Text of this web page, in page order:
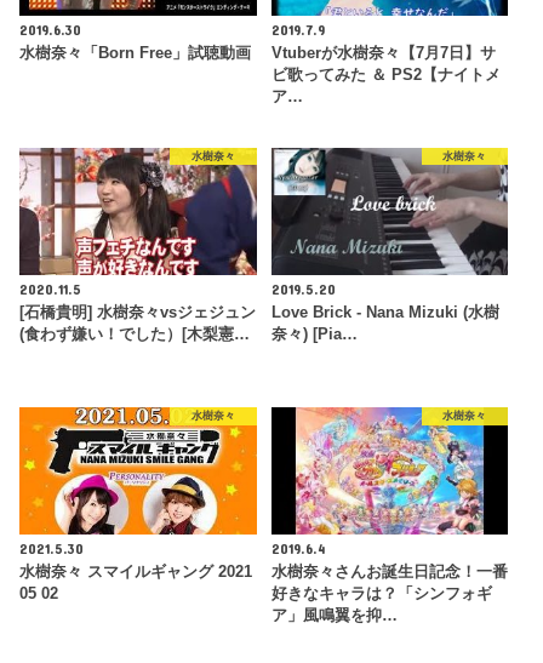
2019.6.30
水樹奈々「Born Free」試聴動画
2019.7.9
Vtuberが水樹奈々【7月7日】サ
ビ歌ってみた ＆ PS2【ナイトメ
ア…
水樹奈々
2020.11.5
[石橋貴明] 水樹奈々vsジェジュン
(食わず嫌い！でした）[木梨憲…
水樹奈々
2019.5.20
Love Brick - Nana Mizuki (水樹
奈々) [Pia…
水樹奈々
2021.5.30
水樹奈々 スマイルギャング 2021
05 02
水樹奈々
2019.6.4
水樹奈々さんお誕生日記念！一番
好きなキャラは？「シンフォギ
ア」風鳴翼を抑…